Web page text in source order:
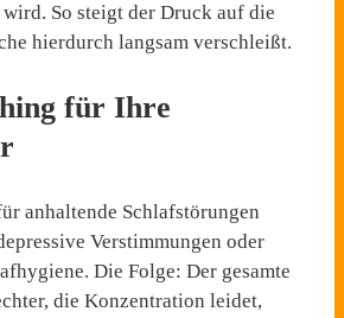
So steigt der Druck auf die
hierdurch langsam verschleißt.
für Ihre
anhaltende Schlafstörungen
Verstimmungen oder
Die Folge: Der gesamte
die Konzentration leidet,